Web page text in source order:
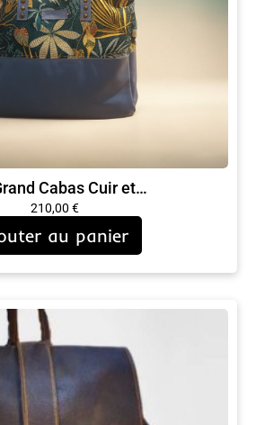
Cabas Cuir et…
210,00 €
au panier